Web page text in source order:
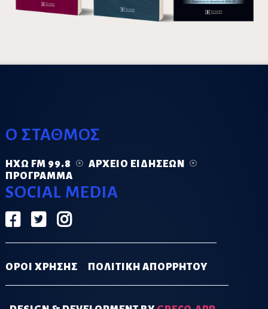
Ο ΣΤΑΘΜΟΣ
ΗΧΏ FM 99.8
ΑΡΧΕΊΟ ΕΙΔΉΣΕΩΝ
ΠΡΌΓΡΑΜΜΑ
SOCIAL MEDIA
ΟΡΟΙ ΧΡΗΣΗΣ ΠΟΛΙΤΙΚΗ ΑΠΟΡΡΗΤΟΥ